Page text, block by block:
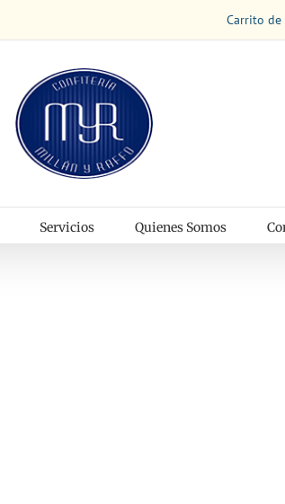
Carrito de
Servicios Quienes Somos